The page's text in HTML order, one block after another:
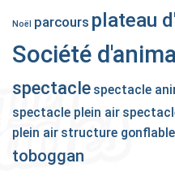
Noël parcours plateau
Société
spectacle spectacle
spectacle plein air
plein air structure gonflable
toboggan